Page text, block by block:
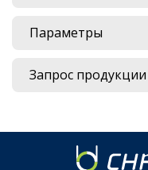
Параметры
Запрос продукции